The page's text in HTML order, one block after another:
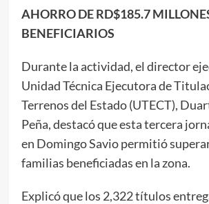
AHORRO DE RD$185.7
BENEFICIARIOS
Durante la actividad, el director
Unidad Técnica Ejecutora de
Terrenos del Estado (UTECT),
Peña, destacó que esta tercera
en Domingo Savio permitió
familias beneficiadas en la zona.
Explicó que los 2,322 títulos